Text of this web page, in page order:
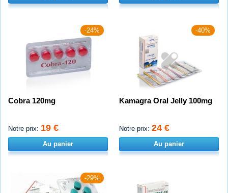
-24%
Cobra 120mg
Notre prix: 19 €
Au panier
-40%
Kamagra Oral Jelly 100mg
Notre prix: 24 €
Au panier
-29%